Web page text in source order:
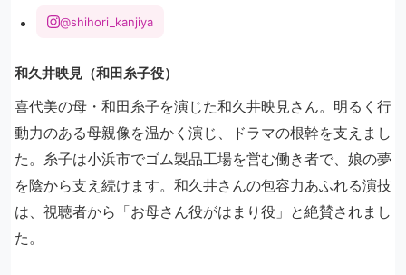
@shihori_kanjiya
和久井映見（和田糸子役）
喜代美の母・和田糸子を演じた和久井映見さん。明るく行
動力のある母親像を温かく演じ、ドラマの根幹を支えまし
た。糸子は小浜市でゴム製品工場を営む働き者で、娘の夢
を陰から支え続けます。和久井さんの包容力あふれる演技
は、視聴者から「お母さん役がはまり役」と絶賛されまし
た。